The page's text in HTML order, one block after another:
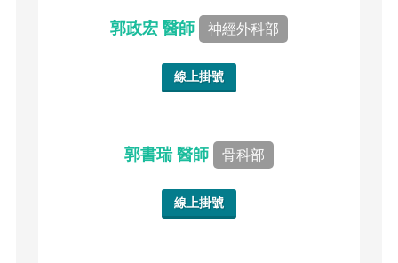
郭政宏 醫師 神經外科部
線上掛號
郭書瑞 醫師 骨科部
線上掛號